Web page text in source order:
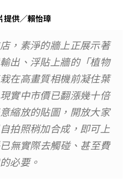
供／賴怡璋
，素淨的牆上正展示著
出、浮貼上牆的「植物
在高畫質相機前凝住葉
實中市價已翻漲幾十倍
縮放的貼圖，開放大家
拍照稍加合成，即可上
無實際去觸碰、甚至費
必要。